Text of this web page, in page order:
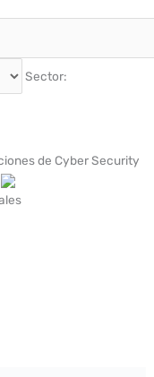
Sector:
de Cyber Security